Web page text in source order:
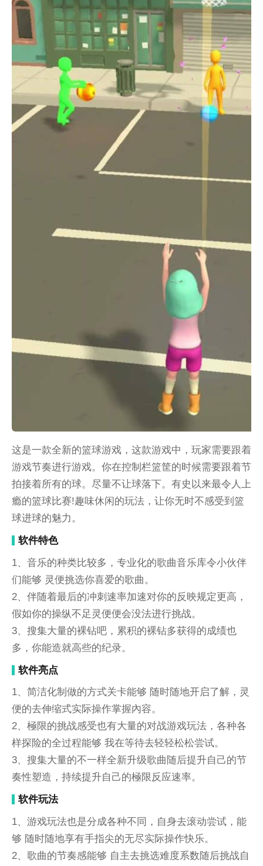
这是一款全新的篮球游戏，这款游戏中，玩家需要跟着
游戏节奏进行游戏。你在控制栏篮筐的时候需要跟着节
拍接着所有的球。尽量不让球落下。有史以来最令人上
瘾的篮球比赛!趣味休闲的玩法，让你无时不感受到篮
球进球的魅力。
软件特色
1、音乐的种类比较多，专业化的歌曲音乐库令小伙伴
们能够 灵便挑选你喜爱的歌曲。
2、伴随着最后的冲刺速率加速对你的反映规定更高，
假如你的操纵不足灵便便会没法进行挑战。
3、搜集大量的裸钻吧，累积的裸钻多获得的成绩也
多，你能造就高些的纪录。
软件亮点
1、简洁化制做的方式关卡能够 随时随地开启了解，灵
便的去伸缩式实际操作掌握內容。
2、極限的挑战感受也有大量的对战游戏玩法，各种各
样探险的全过程能够 我在等待去轻轻松松尝试。
3、搜集大量的不一样全新升级歌曲随后提升自己的节
奏性塑造，持续提升自己的極限反应速率。
软件玩法
1、游戏玩法也是分成各种不同，自身去滚动尝试，能
够 随时随地享有手指尖的无尽实际操作快乐。
2、歌曲的节奏感能够 自主去挑选难度系数随后挑战自